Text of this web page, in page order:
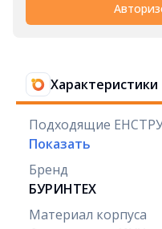
Характеристики
Подходящие
Показать
Бренд
БУРИНТЕХ
Материал корпуса